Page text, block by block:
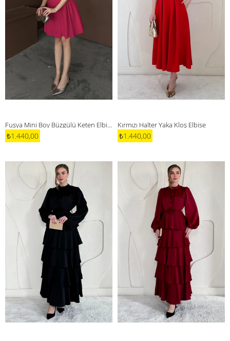
Fuşya Mini Boy Büzgülü Keten Elbise
₺1.440,00
Kırmızı Halter Yaka Kloş Elbise
₺1.440,00